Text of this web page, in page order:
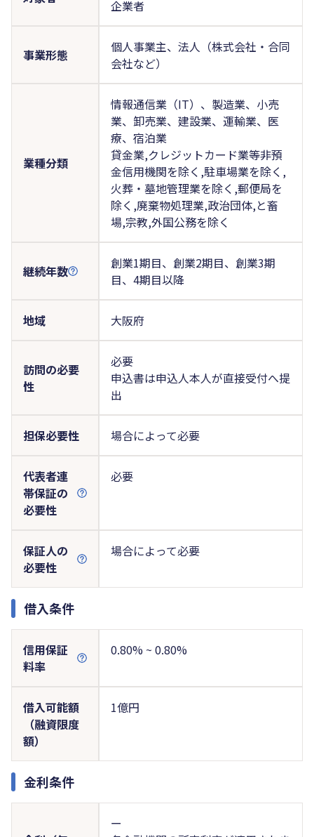
企業者
事業形態
個人事業主、法人（株式会社・合同
会社など）
業種分類
情報通信業（IT）、製造業、小売
業、卸売業、建設業、運輸業、医
療、宿泊業
貸金業,クレジットカード業等非預
金信用機関を除く,駐車場業を除く,
火葬・墓地管理業を除く,郵便局を
除く,廃棄物処理業,政治団体,と畜
場,宗教,外国公務を除く
継続年数
創業1期目、創業2期目、創業3期
目、4期目以降
地域 大阪府
訪問の必要
性
必要
申込書は申込人本人が直接受付へ提
出
担保必要性 場合によって必要
代表者連
帯保証の
必要性
必要
保証人の
必要性
場合によって必要
借入条件
信用保証
料率
0.80% ~ 0.80%
借入可能額
（融資限度
額）
1億円
金利条件
ー